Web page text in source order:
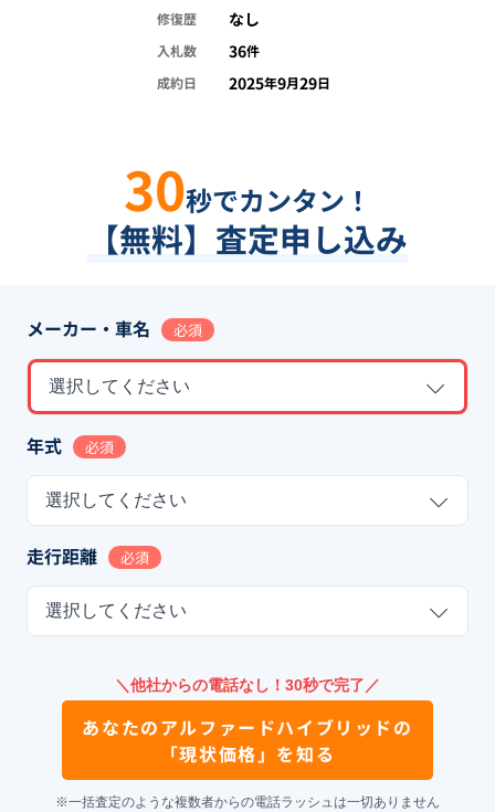
修復歴
なし
入札数 36件
成約日
2025年9月29日
30秒でカンタン！
【無料】査定申し込み
メーカー・車名 必須
選択してください
年式 必須
選択してください
走行距離 必須
選択してください
＼他社からの電話なし！30秒で完了／
あなたのアルファードハイブリッドの
「現状価格」を知る
※一括査定のような複数者からの電話ラッシュは一切ありません